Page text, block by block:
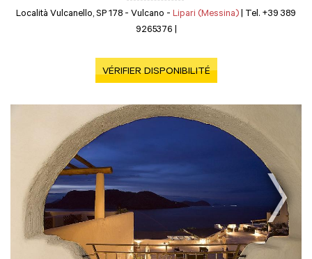
Località Vulcanello, SP 178 - Vulcano - Lipari (Messina) | Tel. +39 389
9265376 |
VÉRIFIER DISPONIBILITÉ